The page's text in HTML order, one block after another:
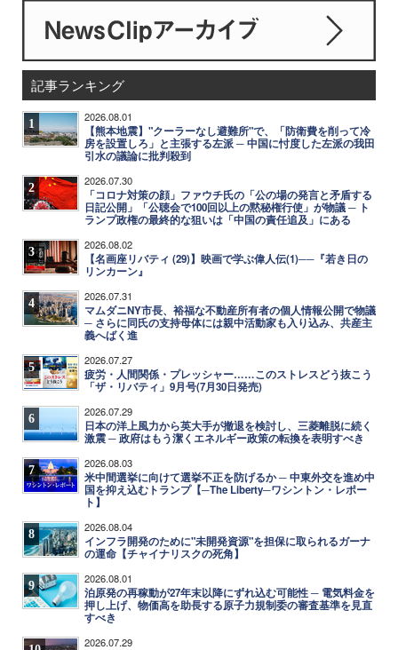
記事ランキング
1 2026.08.01
【熊本地震】"クーラーなし避難所"で、「防衛費を削って冷
房を設置しろ」と主張する左派 ─ 中国に忖度した左派の我田
引水の議論に批判殺到
2 2026.07.30
「コロナ対策の顔」ファウチ氏の「公の場の発言と矛盾する
日記公開」「公聴会で100回以上の黙秘権行使」が物議 ─ ト
ランプ政権の最終的な狙いは「中国の責任追及」にある
3 2026.08.02
【名画座リバティ (29)】映画で学ぶ偉人伝(1)──『若き日の
リンカーン』
4 2026.07.31
マムダニNY市長、裕福な不動産所有者の個人情報公開で物議
─ さらに同氏の支持母体には親中活動家も入り込み、共産主
義へばく進
5 2026.07.27
疲労・人間関係・プレッシャー……このストレスどう抜こう
「ザ・リバティ」9月号(7月30日発売)
6 2026.07.29
日本の洋上風力から英大手が撤退を検討し、三菱離脱に続く
激震 ─ 政府はもう潔くエネルギー政策の転換を表明すべき
7 2026.08.03
米中間選挙に向けて選挙不正を防げるか ─ 中東外交を進め中
国を抑え込むトランプ【─The Liberty─ワシントン・レポー
ト】
8 2026.08.04
インフラ開発のために"未開発資源"を担保に取られるガーナ
の運命【チャイナリスクの死角】
9 2026.08.01
泊原発の再稼動が27年末以降にずれ込む可能性 ─ 電気料金を
押し上げ、物価高を助長する原子力規制委の審査基準を見直
すべき
2026.07.29